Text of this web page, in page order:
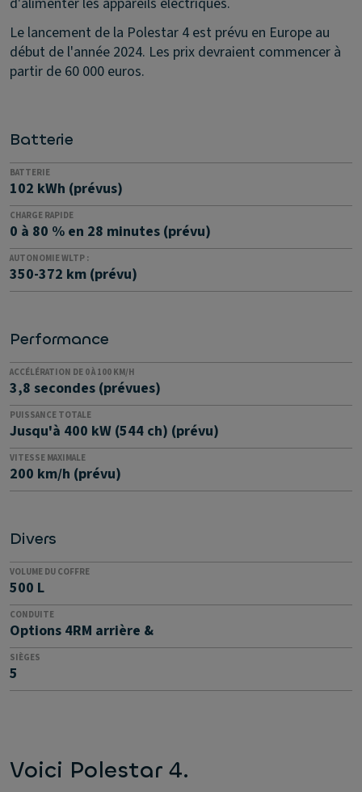
Le lancement de la Polestar 4 est prévu en Europe au
début de l'année 2024. Les prix devraient commencer à
partir de 60 000 euros.
Batterie
BATTERIE
102 kWh (prévus)
CHARGE RAPIDE
0 à 80 % en 28 minutes (prévu)
AUTONOMIE WLTP :
350-372 km (prévu)
Performance
ACCÉLÉRATION DE 0 À 100 KM/H
3,8 secondes (prévues)
PUISSANCE TOTALE
Jusqu'à 400 kW (544 ch) (prévu)
VITESSE MAXIMALE
200 km/h (prévu)
Divers
VOLUME DU COFFRE
500 L
CONDUITE
Options 4RM arrière &
SIÈGES
5
Voici Polestar 4.